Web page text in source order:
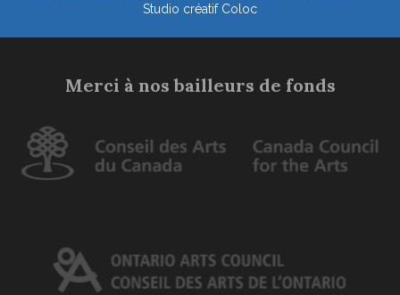
Studio créatif Coloc
Merci à nos bailleurs de fonds